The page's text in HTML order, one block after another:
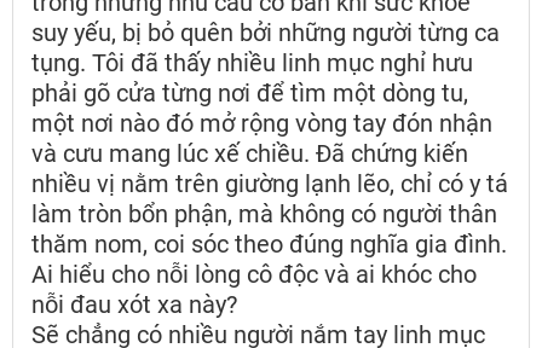
suy yếu, bị bỏ quên bởi những người từng ca
tụng. Tôi đã thấy nhiều linh mục nghỉ hưu
phải gõ cửa từng nơi để tìm một dòng tu,
một nơi nào đó mở rộng vòng tay đón nhận
và cưu mang lúc xế chiều. Đã chứng kiến
nhiều vị nằm trên giường lạnh lẽo, chỉ có y tá
làm tròn bổn phận, mà không có người thân
thăm nom, coi sóc theo đúng nghĩa gia đình.
Ai hiểu cho nỗi lòng cô độc và ai khóc cho
nỗi đau xót xa này?
Sẽ chẳng có nhiều người nắm tay linh mục